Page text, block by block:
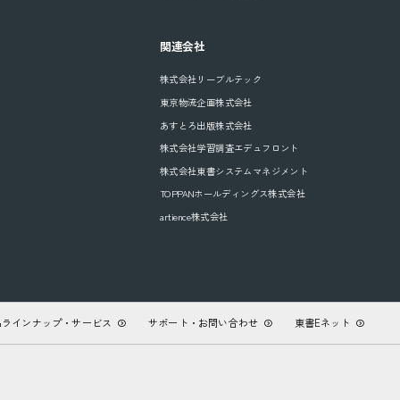
関連会社
株式会社リーブルテック
東京物流企画株式会社
あすとろ出版株式会社
株式会社学習調査エデュフロント
株式会社東書システムマネジメント
TOPPANホールディングス株式会社
artience株式会社
ラインナップ・サービス サポート・お問い合わせ 東書Eネット